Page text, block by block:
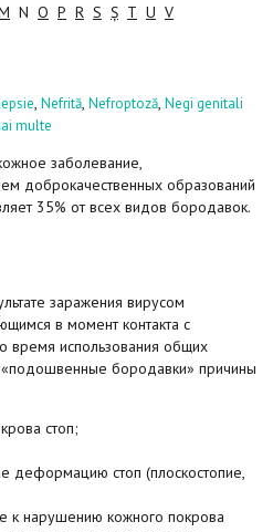
N O P R S Ș T U V
, Nefrită, Nefroptoză, Negi genitali
multe
заболевание,
доброкачественных образований
35% от всех видов бородавок.
заражения вирусом
в момент контакта с
время использования общих
бородавки» причины
стоп;
деформацию стоп (плоскостопие,
к нарушению кожного покрова